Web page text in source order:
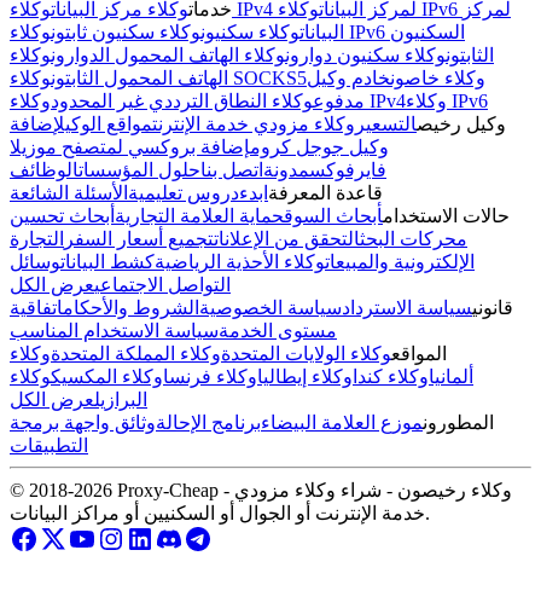
خدماتوكلاء مركز البيانات وكلاء IPv4 لمركز البياناتوكلاء IPv6 لمركز
البياناتوكلاء سكنيونوكلاء سكنيون ثابتونوكلاء IPv6 السكنيون
الثابتونوكلاء سكنيون دوارونوكلاء الهاتف المحمول الدوارونوكلاء
الهاتف المحمول الثابتون وكلاء SOCKS5 وكلاء خاصونخادم وكيل
مدفوعوكلاء النطاق الترددي غير المحدود وكلاء IPv4
وكلاء IPv6
وكيل رخيصالتسعير وكلاء مزودي خدمة الإنترنتمواقع الوكيلإضافة
وكيل جوجل كرومإضافة بروكسي لمتصفح موزيلا
فايرفوكسمدونة اتصل بناحلول المؤسساتالوظائف
قاعدة المعرفة ابدءدروس تعليمية الأسئلة الشائعة
حالات الاستخدامأبحاث السوقحماية العلامة التجارية أبحاث تحسين
محركات البحثالتحقق من الإعلاناتتجميع أسعار السفر التجارة
الإلكترونية والمبيعاتوكلاء الأحذية الرياضيةكشط البياناتوسائل
التواصل الاجتماعيعرض الكل
قانونيسياسة الاستردادسياسة الخصوصية الشروط والأحكاماتفاقية
مستوى الخدمةسياسة الاستخدام المناسب
المواقعوكلاء الولايات المتحدةوكلاء المملكة المتحدةوكلاء
ألمانياوكلاء كندا وكلاء إيطالياوكلاء فرنساوكلاء المكسيكوكلاء
البرازيلعرض الكل
المطورونموزع العلامة البيضاءبرنامج الإحالةوثائق واجهة برمجة
التطبيقات
© 2018-2026 Proxy-Cheap - وكلاء رخيصون - شراء وكلاء مزودي
خدمة الإنترنت أو الجوال أو السكنيين أو مراكز البيانات.